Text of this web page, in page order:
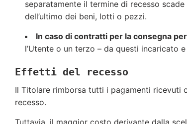
separatamente il termine di recesso
dell’ultimo dei beni, lotti o pezzi.
In caso di contratti per la consegna
l’Utente o un terzo – da questi incaricato
Effetti del recesso
Il Titolare rimborsa tutti i pagamenti ricevuti
recesso.
Tuttavia, il maggior costo derivante dalla